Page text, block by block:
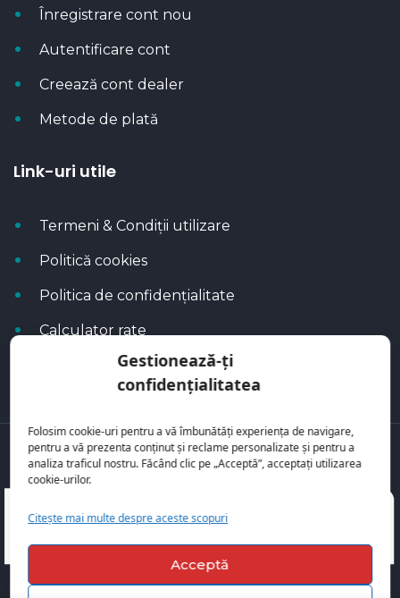
Gestionează-ți
confidențialitatea
Folosim cookie-uri pentru a vă îmbunătăți experiența de navigare,
pentru a vă prezenta conținut și reclame personalizate și pentru a
analiza traficul nostru. Făcând clic pe „Acceptă”, acceptați utilizarea
cookie-urilor.
Citește mai multe despre aceste scopuri
Acceptă
Înregistrare cont nou
Autentificare cont
Creează cont dealer
Metode de plată
Link-uri utile
Termeni & Condiții utilizare
Politică cookies
Politica de confidențialitate
Calculator rate
Blog Autoflux
Toate mașinile se regăsesc peAutoFlux